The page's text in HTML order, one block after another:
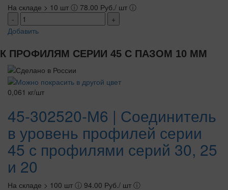
На складе > 10 шт ⓘ 78.00 Руб./ шт ⓘ
-
+
Добавить
К ПРОФИЛЯМ СЕРИИ 45 С ПАЗОМ 10 ММ
0,061 кг/шт
45-302520-М6 | Соединитель
в уровень профилей серии
45 с профилями серий 30, 25
и 20
На складе > 100 шт ⓘ 94.00 Руб./ шт ⓘ